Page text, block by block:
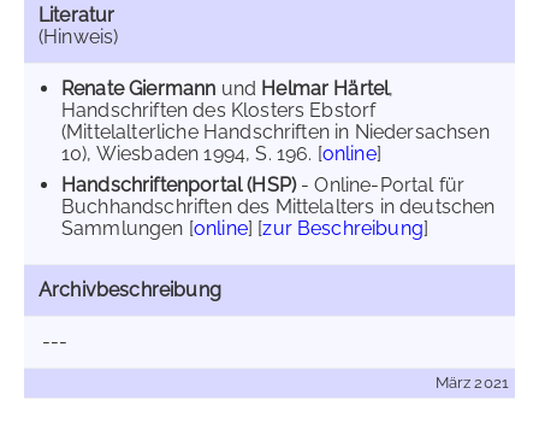
Literatur
(Hinweis)
Renate Giermann und Helmar Härtel,
Handschriften des Klosters Ebstorf
(Mittelalterliche Handschriften in Niedersachsen
10), Wiesbaden 1994, S. 196. [online]
Handschriftenportal (HSP)- Online-Portal für
Buchhandschriften des Mittelalters in deutschen
Sammlungen [online] [zur Beschreibung]
Archivbeschreibung
---
März 2021